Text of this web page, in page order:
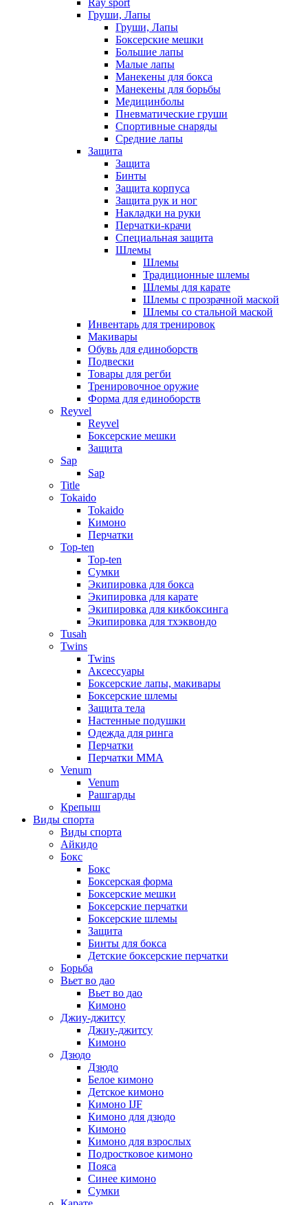
Ray sport
Груши, Лапы
Груши, Лапы
Боксерские мешки
Большие лапы
Малые лапы
Манекены для бокса
Манекены для борьбы
Медицинболы
Пневматические груши
Спортивные снаряды
Средние лапы
Защита
Защита
Бинты
Защита корпуса
Защита рук и ног
Накладки на руки
Перчатки-крачи
Специальная защита
Шлемы
Шлемы
Традиционные шлемы
Шлемы для карате
Шлемы с прозрачной маской
Шлемы со стальной маской
Инвентарь для тренировок
Макивары
Обувь для единоборств
Подвески
Товары для регби
Тренировочное оружие
Форма для единоборств
Reyvel
Reyvel
Боксерские мешки
Защита
Sap
Sap
Title
Tokaido
Tokaido
Кимоно
Перчатки
Top-ten
Top-ten
Сумки
Экипировка для бокса
Экипировка для карате
Экипировка для кикбоксинга
Экипировка для тхэквондо
Tusah
Twins
Twins
Аксессуары
Боксерские лапы, макивары
Боксерские шлемы
Защита тела
Настенные подушки
Одежда для ринга
Перчатки
Перчатки MMA
Venum
Venum
Рашгарды
Крепыш
Виды спорта
Виды спорта
Айкидо
Бокс
Бокс
Боксерская форма
Боксерские мешки
Боксерские перчатки
Боксерские шлемы
Защита
Бинты для бокса
Детские боксерские перчатки
Борьба
Вьет во дао
Вьет во дао
Кимоно
Джиу-джитсу
Джиу-джитсу
Кимоно
Дзюдо
Дзюдо
Белое кимоно
Детское кимоно
Кимоно IJF
Кимоно для дзюдо
Кимоно
Кимоно для взрослых
Подростковое кимоно
Пояса
Синее кимоно
Сумки